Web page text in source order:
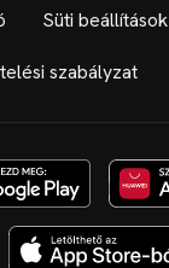
Süti beállítások
szabályzat